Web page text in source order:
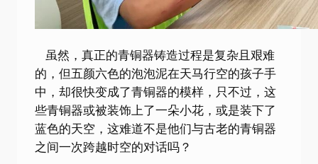
虽然，真正的青铜器铸造过程是复杂且艰难
的，但五颜六色的泡泡泥在天马行空的孩子手
中，却很快变成了青铜器的模样，只不过，这
些青铜器或被装饰上了一朵小花，或是装下了
蓝色的天空，这难道不是他们与古老的青铜器
之间一次跨越时空的对话吗？